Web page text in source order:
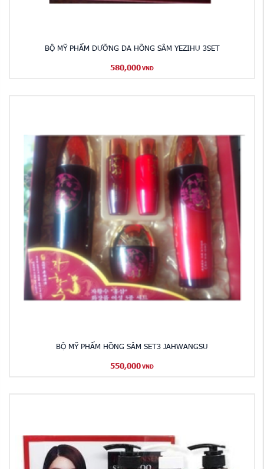
BỘ MỸ PHẨM DƯỠNG DA HỒNG SÂM YEZIHU 3SET
580,000 VND
BỘ MỸ PHẨM HỒNG SÂM SET3 JAHWANGSU
550,000 VND